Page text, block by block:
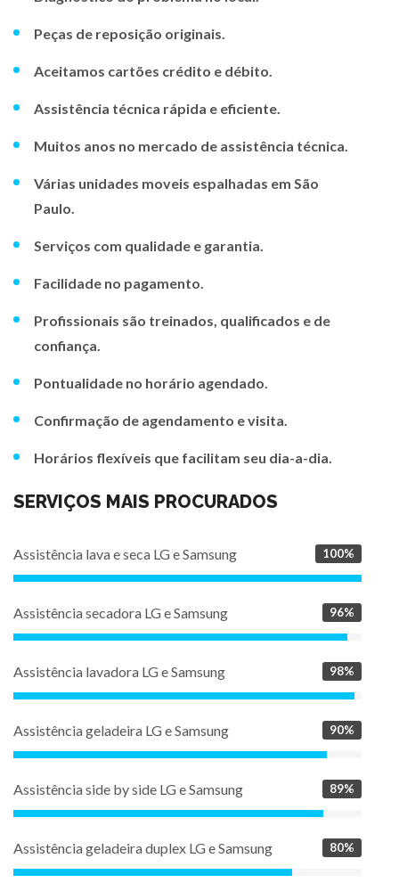
Peças de reposição originais.
Aceitamos cartões crédito e débito.
Assistência técnica rápida e eficiente.
Muitos anos no mercado de assistência técnica.
Várias unidades moveis espalhadas em São
Paulo.
Serviços com qualidade e garantia.
Facilidade no pagamento.
Profissionais são treinados, qualificados e de
confiança.
Pontualidade no horário agendado.
Confirmação de agendamento e visita.
Horários flexíveis que facilitam seu dia-a-dia.
SERVIÇOS MAIS PROCURADOS
Assistência lava e seca LG e Samsung 100%
Assistência secadora LG e Samsung 96%
Assistência lavadora LG e Samsung 98%
Assistência geladeira LG e Samsung 90%
Assistência side by side LG e Samsung 89%
Assistência geladeira duplex LG e Samsung 80%